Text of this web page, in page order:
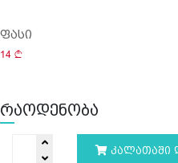
ფასი
14
რაოდენობა
კალათაში